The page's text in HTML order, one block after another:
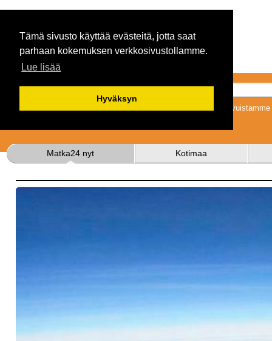
Tämä sivusto käyttää evästeitä, jotta saat
parhaan kokemuksen verkkosivustollamme.
Lue lisää
Hyväksyn
Tykkäämällä
Matka24 nyt Kotimaa